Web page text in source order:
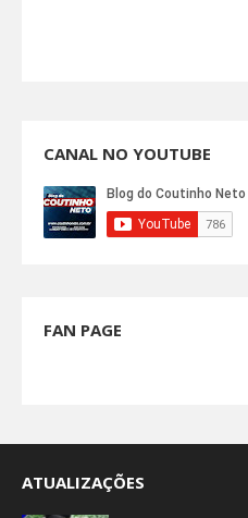
CANAL NO YOUTUBE
FAN PAGE
ATUALIZAÇÕES